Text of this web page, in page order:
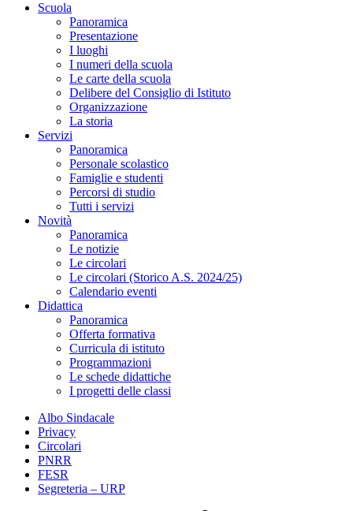
Scuola
Panoramica
Presentazione
I luoghi
I numeri della scuola
Le carte della scuola
Delibere del Consiglio di Istituto
Organizzazione
La storia
Servizi
Panoramica
Personale scolastico
Famiglie e studenti
Percorsi di studio
Tutti i servizi
Novità
Panoramica
Le notizie
Le circolari
Le circolari (Storico A.S. 2024/25)
Calendario eventi
Didattica
Panoramica
Offerta formativa
Curricula di istituto
Programmazioni
Le schede didattiche
I progetti delle classi
Albo Sindacale
Privacy
Circolari
PNRR
FESR
Segreteria – URP